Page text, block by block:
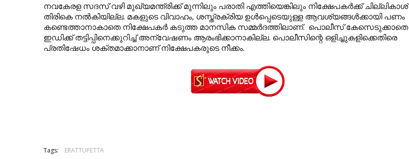
നവകേരള സദസ് വഴി മുഖ്യമന്ത്രിക്ക് മുന്നിലും പരാതി എത്തിയെങ്കിലും നിക്ഷേപകര്‍ക്ക് ചില്ലികാശ്
തിരികെ നല്‍കിയില്ല. മകളുടെ വിവാഹം, ശസ്ത്രക്രിയ ഉള്‍പ്പെടെയുള്ള ആവശ്യങ്ങള്‍ക്കായി പണം
കണ്ടെത്താനാകാതെ നിക്ഷേപകര്‍ കടുത്ത മാനസിക സമ്മര്‍ദത്തിലാണ്. പൊലീസ് കേസെടുക്കാതെ
ഇഡിക്ക് തട്ടിപ്പിനെക്കുറിച്ച് അന്വേഷണം ആരംഭിക്കാനാകില്ല. പൊലീസിന്റെ ഒളിച്ചുകളിക്കെതിരെ
പ്രതിഷേധം ശക്തമാക്കാനാണ് നിക്ഷേപകരുടെ നീക്കം.
Tags: ERATTUPETTA